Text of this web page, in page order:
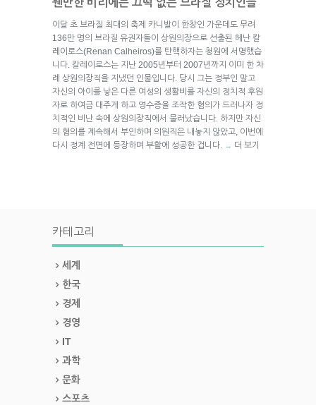
이달 초 브라질 최대의 축제 카니발이 한창인 가운데도 무려
136만 명의 브라질 유권자들이 상원의장으로 선출된 헤난 칼
레이로스(Renan Calheiros)를 탄핵하자는 청원에 서명했습
니다. 칼레이로스는 지난 2005년부터 2007년까지 이미 한 차
례 상원의장직을 지냈던 인물입니다. 당시 그는 정부인 말고
자신의 아이를 낳은 다른 여성의 생활비를 자신의 정치적 후원
자로 하여금 대주게 하고 영수증을 조작한 혐의가 드러나자 정
치적인 비난 속에 상원의장직에서 물러났습니다. 하지만 자신
의 혐의를 계속해서 부인하며 의원직은 내놓지 않았고, 이번에
다시 정계 전면에 등장하며 부활에 성공한 겁니다.
→ 더 보기
카테고리
세계
한국
경제
경영
IT
과학
문화
스포츠